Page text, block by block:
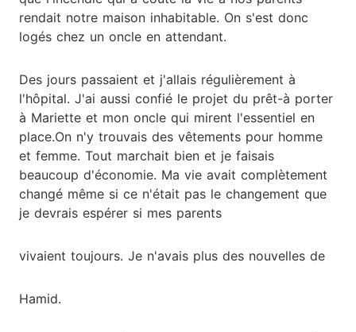
rendait notre maison inhabitable. On s'est donc
logés chez un oncle en attendant.
Des jours passaient et j'allais régulièrement à
l'hôpital. J'ai aussi confié le projet du prêt-à porter
à Mariette et mon oncle qui mirent l'essentiel en
place.On n'y trouvais des vêtements pour homme
et femme. Tout marchait bien et je faisais
beaucoup d'économie. Ma vie avait complètement
changé même si ce n'était pas le changement que
je devrais espérer si mes parents
vivaient toujours. Je n'avais plus des nouvelles de
Hamid.